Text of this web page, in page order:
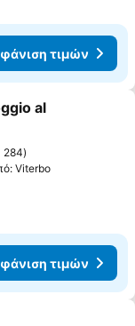
τιμών
αγαπημένα
al
284
Viterbo
τιμών